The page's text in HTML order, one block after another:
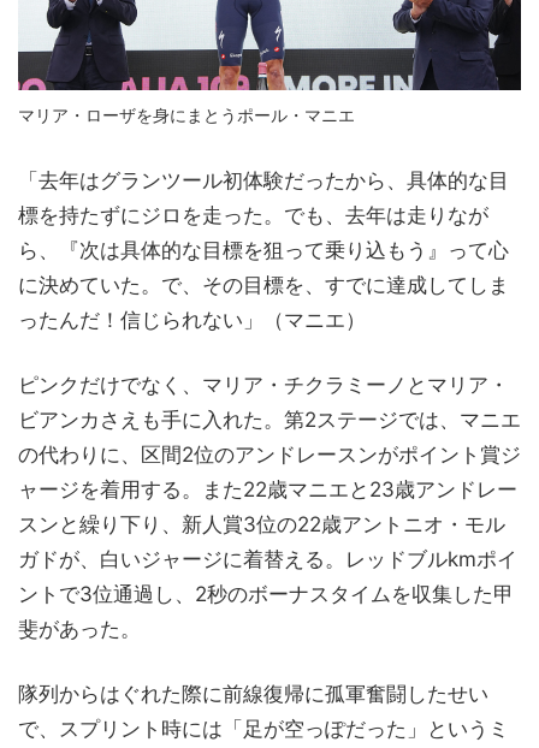
マリア・ローザを身にまとうポール・マニエ
「去年はグランツール初体験だったから、具体的な目
標を持たずにジロを走った。でも、去年は走りなが
ら、『次は具体的な目標を狙って乗り込もう』って心
に決めていた。で、その目標を、すでに達成してしま
ったんだ！信じられない」（マニエ）
ピンクだけでなく、マリア・チクラミーノとマリア・
ビアンカさえも手に入れた。第2ステージでは、マニエ
の代わりに、区間2位のアンドレースンがポイント賞ジ
ャージを着用する。また22歳マニエと23歳アンドレー
スンと繰り下り、新人賞3位の22歳アントニオ・モル
ガドが、白いジャージに着替える。レッドブルkmポイ
ントで3位通過し、2秒のボーナスタイムを収集した甲
斐があった。
隊列からはぐれた際に前線復帰に孤軍奮闘したせい
で、スプリント時には「足が空っぽだった」というミ